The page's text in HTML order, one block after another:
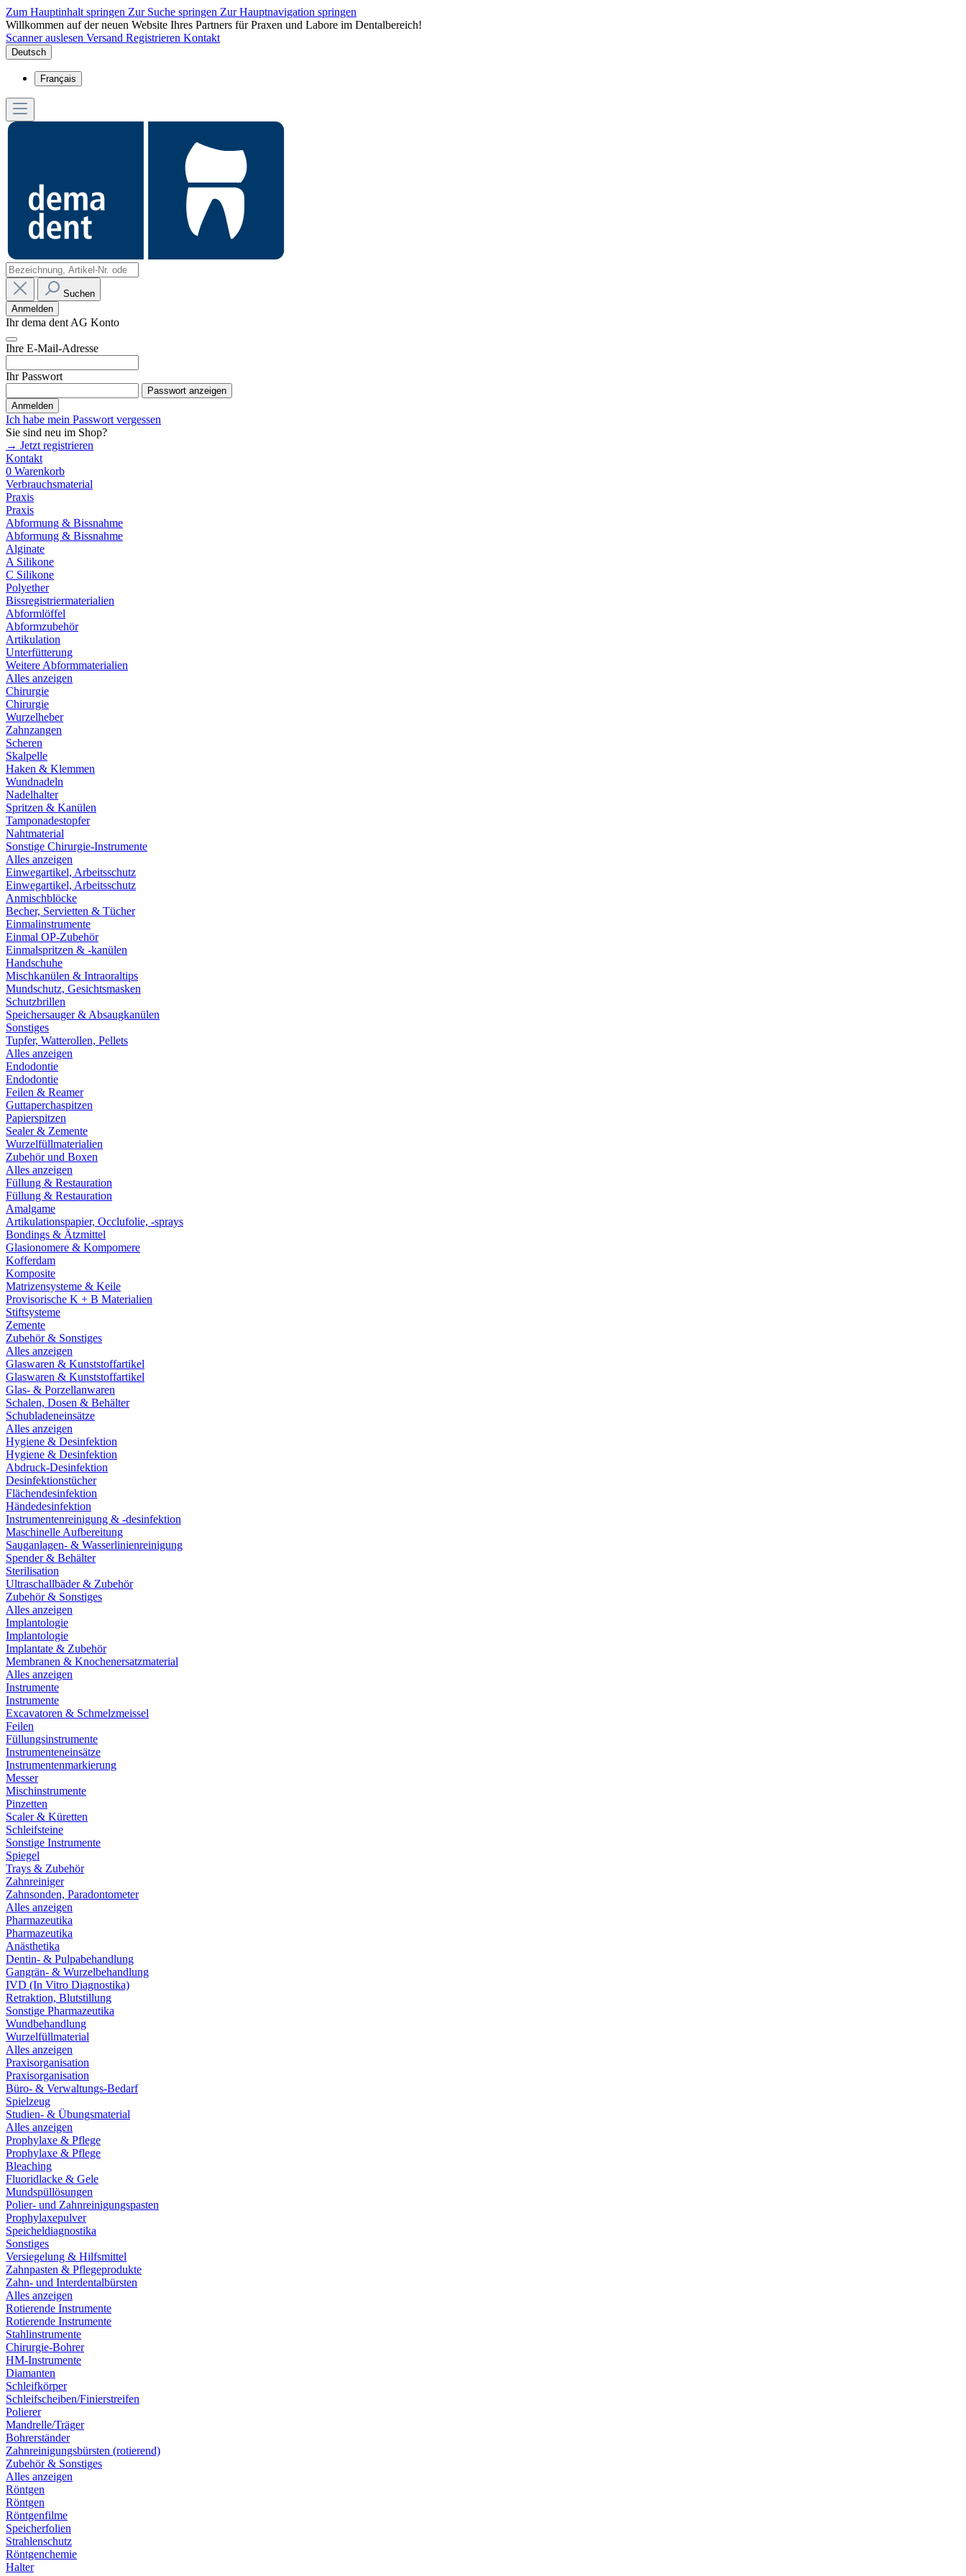
Zum Hauptinhalt springen Zur Suche springen Zur Hauptnavigation springen
Willkommen auf der neuen Website Ihres Partners für Praxen und Labore im Dentalbereich!
Scanner auslesen Versand Registrieren Kontakt
Deutsch
Français
Suchen
Anmelden
Ihr dema dent AG Konto
Ihre E-Mail-Adresse
Ihr Passwort
Passwort anzeigen
Anmelden
Ich habe mein Passwort vergessen
Sie sind neu im Shop?
→ Jetzt registrieren
Kontakt
0 Warenkorb
Verbrauchsmaterial
Praxis
Praxis
Abformung & Bissnahme
Abformung & Bissnahme
Alginate
A Silikone
C Silikone
Polyether
Bissregistriermaterialien
Abformlöffel
Abformzubehör
Artikulation
Unterfütterung
Weitere Abformmaterialien
Alles anzeigen
Chirurgie
Chirurgie
Wurzelheber
Zahnzangen
Scheren
Skalpelle
Haken & Klemmen
Wundnadeln
Nadelhalter
Spritzen & Kanülen
Tamponadestopfer
Nahtmaterial
Sonstige Chirurgie-Instrumente
Alles anzeigen
Einwegartikel, Arbeitsschutz
Einwegartikel, Arbeitsschutz
Anmischblöcke
Becher, Servietten & Tücher
Einmalinstrumente
Einmal OP-Zubehör
Einmalspritzen & -kanülen
Handschuhe
Mischkanülen & Intraoraltips
Mundschutz, Gesichtsmasken
Schutzbrillen
Speichersauger & Absaugkanülen
Sonstiges
Tupfer, Watterollen, Pellets
Alles anzeigen
Endodontie
Endodontie
Feilen & Reamer
Guttaperchaspitzen
Papierspitzen
Sealer & Zemente
Wurzelfüllmaterialien
Zubehör und Boxen
Alles anzeigen
Füllung & Restauration
Füllung & Restauration
Amalgame
Artikulationspapier, Occlufolie, -sprays
Bondings & Ätzmittel
Glasionomere & Kompomere
Kofferdam
Komposite
Matrizensysteme & Keile
Provisorische K + B Materialien
Stiftsysteme
Zemente
Zubehör & Sonstiges
Alles anzeigen
Glaswaren & Kunststoffartikel
Glaswaren & Kunststoffartikel
Glas- & Porzellanwaren
Schalen, Dosen & Behälter
Schubladeneinsätze
Alles anzeigen
Hygiene & Desinfektion
Hygiene & Desinfektion
Abdruck-Desinfektion
Desinfektionstücher
Flächendesinfektion
Händedesinfektion
Instrumentenreinigung & -desinfektion
Maschinelle Aufbereitung
Sauganlagen- & Wasserlinienreinigung
Spender & Behälter
Sterilisation
Ultraschallbäder & Zubehör
Zubehör & Sonstiges
Alles anzeigen
Implantologie
Implantologie
Implantate & Zubehör
Membranen & Knochenersatzmaterial
Alles anzeigen
Instrumente
Instrumente
Excavatoren & Schmelzmeissel
Feilen
Füllungsinstrumente
Instrumenteneinsätze
Instrumentenmarkierung
Messer
Mischinstrumente
Pinzetten
Scaler & Küretten
Schleifsteine
Sonstige Instrumente
Spiegel
Trays & Zubehör
Zahnreiniger
Zahnsonden, Paradontometer
Alles anzeigen
Pharmazeutika
Pharmazeutika
Anästhetika
Dentin- & Pulpabehandlung
Gangrän- & Wurzelbehandlung
IVD (In Vitro Diagnostika)
Retraktion, Blutstillung
Sonstige Pharmazeutika
Wundbehandlung
Wurzelfüllmaterial
Alles anzeigen
Praxisorganisation
Praxisorganisation
Büro- & Verwaltungs-Bedarf
Spielzeug
Studien- & Übungsmaterial
Alles anzeigen
Prophylaxe & Pflege
Prophylaxe & Pflege
Bleaching
Fluoridlacke & Gele
Mundspüllösungen
Polier- und Zahnreinigungspasten
Prophylaxepulver
Speicheldiagnostika
Sonstiges
Versiegelung & Hilfsmittel
Zahnpasten & Pflegeprodukte
Zahn- und Interdentalbürsten
Alles anzeigen
Rotierende Instrumente
Rotierende Instrumente
Stahlinstrumente
Chirurgie-Bohrer
HM-Instrumente
Diamanten
Schleifkörper
Schleifscheiben/Finierstreifen
Polierer
Mandrelle/Träger
Bohrerständer
Zahnreinigungsbürsten (rotierend)
Zubehör & Sonstiges
Alles anzeigen
Röntgen
Röntgen
Röntgenfilme
Speicherfolien
Strahlenschutz
Röntgenchemie
Halter